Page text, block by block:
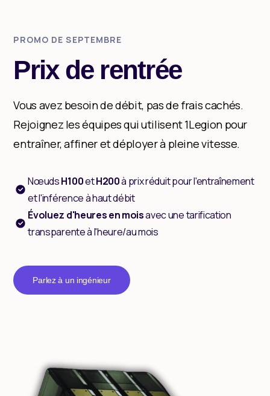
PROMO DE SEPTEMBRE
Prix de rentrée
Vous avez besoin de débit, pas de frais cachés.
Rejoignez les équipes qui utilisent 1Legion pour
entraîner, affiner et déployer à pleine vitesse.
NœudsH100etH200à prix réduit pour l'entraînement
et l'inférence à haut débit
Évoluez d'heures en moisavec une tarification
transparente à l'heure/au mois
Parlez à un ingénieur